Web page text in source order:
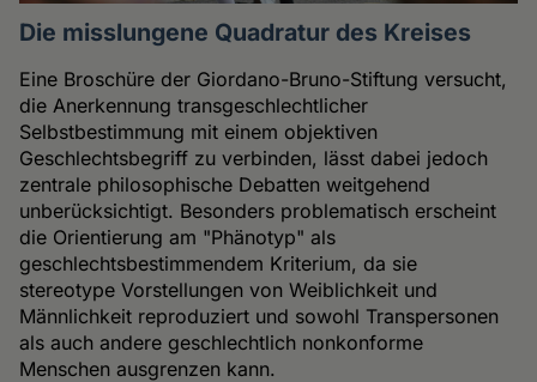
Die misslungene Quadratur des Kreises
Eine Broschüre der Giordano-Bruno-Stiftung versucht,
die Anerkennung transgeschlechtlicher
Selbstbestimmung mit einem objektiven
Geschlechtsbegriff zu verbinden, lässt dabei jedoch
zentrale philosophische Debatten weitgehend
unberücksichtigt. Besonders problematisch erscheint
die Orientierung am "Phänotyp" als
geschlechtsbestimmendem Kriterium, da sie
stereotype Vorstellungen von Weiblichkeit und
Männlichkeit reproduziert und sowohl Transpersonen
als auch andere geschlechtlich nonkonforme
Menschen ausgrenzen kann.